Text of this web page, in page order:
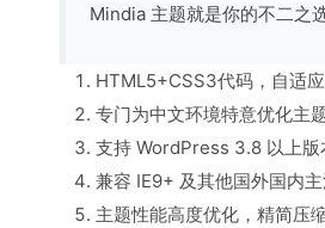
Mindia 主题就是你的不二之
HTML5+CSS3代码，自适
专门为中文环境特意优化主
支持 WordPress 3.8 以上版
兼容 IE9+ 及其他国外国内
主题性能高度优化，精简压